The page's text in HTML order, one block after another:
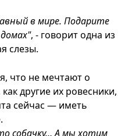
в мире. Подарите
, - говорит одна из
слезы.
что не мечтают о
другие их ровесники,
сейчас — иметь
собачку… А мы хотим